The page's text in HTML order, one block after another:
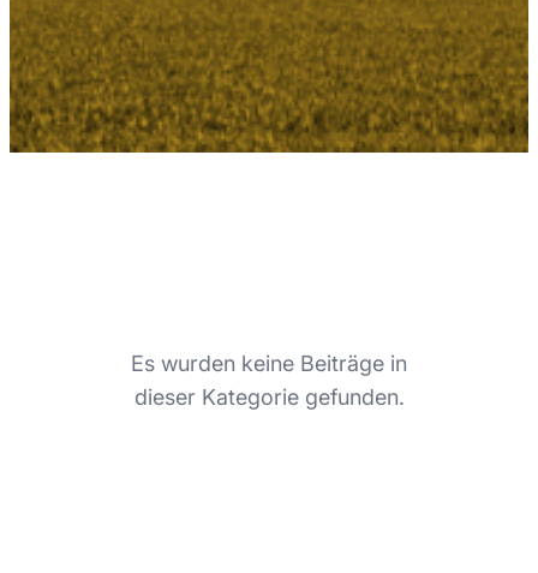
Es wurden keine Beiträge in
dieser Kategorie gefunden.